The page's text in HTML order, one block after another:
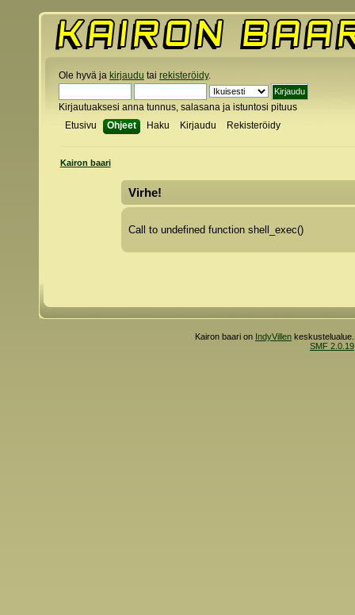
Ole hyvä ja kirjaudu tai rekisteröidy.
Kirjautuaksesi anna tunnus, salasana ja istuntosi pituus
Etusivu
Ohjeet Haku Kirjaudu Rekisteröidy
Kairon baari
Virhe!
Call to undefined function shell_exec()
Kairon baari on IndyVillen
SMF 2.0.19